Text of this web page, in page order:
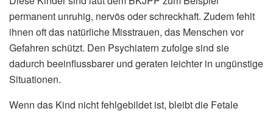
permanent unruhig, nervös oder schreckhaft. Zudem fehlt
ihnen oft das natürliche Misstrauen, das Menschen vor
Gefahren schützt. Den Psychiatern zufolge sind sie
dadurch beeinflussbarer und geraten leichter in ungünstige
Situationen.
Wenn das Kind nicht fehlgebildet ist, bleibt die Fetale